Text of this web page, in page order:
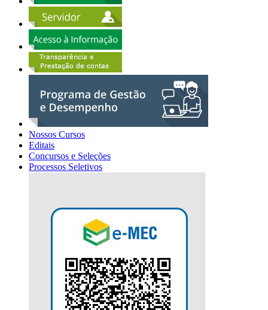
Nossos Cursos
Editais
Concursos e Seleções
Processos Seletivos